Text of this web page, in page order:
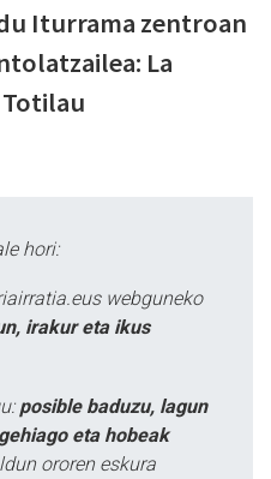
Iturrama zentroan
La
hori:
webguneko
irakur eta ikus
posible baduzu, lagun
eta hobeak
ororen eskura